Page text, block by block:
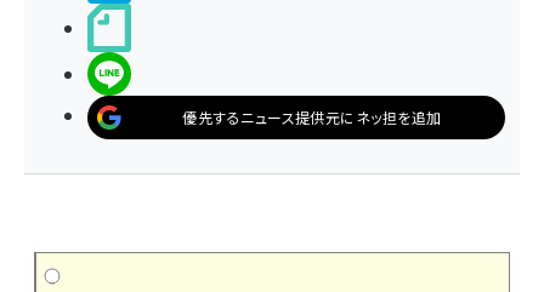
優先するニュース提供元にネッ担を追加